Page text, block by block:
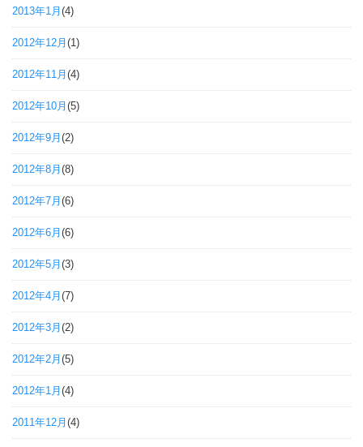
2013年1月 (4)
2012年12月 (1)
2012年11月 (4)
2012年10月 (5)
2012年9月 (2)
2012年8月 (8)
2012年7月 (6)
2012年6月 (6)
2012年5月 (3)
2012年4月 (7)
2012年3月 (2)
2012年2月 (5)
2012年1月 (4)
2011年12月 (4)